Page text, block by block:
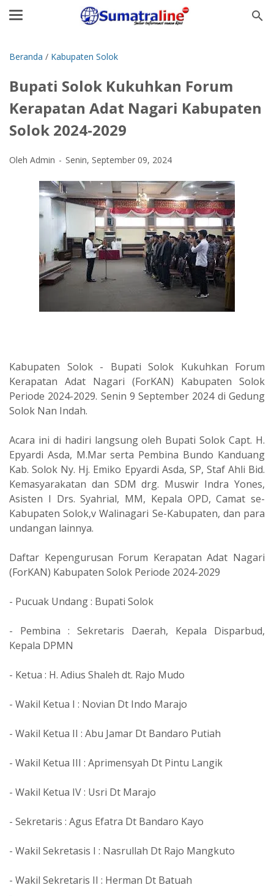
Beranda / Kabupaten Solok
Bupati Solok Kukuhkan Forum
Kerapatan Adat Nagari Kabupaten
Solok 2024-2029
Oleh Admin Senin, September 09, 2024
Kabupaten Solok - Bupati Solok Kukuhkan Forum
Kerapatan Adat Nagari (ForKAN) Kabupaten Solok
Periode 2024-2029. Senin 9 September 2024 di Gedung
Solok Nan Indah.
Acara ini di hadiri langsung oleh Bupati Solok Capt. H.
Epyardi Asda, M.Mar serta Pembina Bundo Kanduang
Kab. Solok Ny. Hj. Emiko Epyardi Asda, SP, Staf Ahli Bid.
Kemasyarakatan dan SDM drg. Muswir Indra Yones,
Asisten I Drs. Syahrial, MM, Kepala OPD, Camat se-
Kabupaten Solok,v Walinagari Se-Kabupaten, dan para
undangan lainnya.
Daftar Kepengurusan Forum Kerapatan Adat Nagari
(ForKAN) Kabupaten Solok Periode 2024-2029
- Pucuak Undang : Bupati Solok
- Pembina : Sekretaris Daerah, Kepala Disparbud,
Kepala DPMN
- Ketua : H. Adius Shaleh dt. Rajo Mudo
- Wakil Ketua I : Novian Dt Indo Marajo
- Wakil Ketua II : Abu Jamar Dt Bandaro Putiah
- Wakil Ketua III : Aprimensyah Dt Pintu Langik
- Wakil Ketua IV : Usri Dt Marajo
- Sekretaris : Agus Efatra Dt Bandaro Kayo
- Wakil Sekretasis I : Nasrullah Dt Rajo Mangkuto
- Wakil Sekretaris II : Herman Dt Batuah